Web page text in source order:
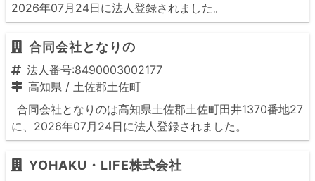
2026年07月24日に法人登録されました。
合同会社となりの
法人番号:8490003002177
高知県 / 土佐郡土佐町
合同会社となりのは高知県土佐郡土佐町田井1370番地27
に、2026年07月24日に法人登録されました。
YOHAKU・LIFE株式会社